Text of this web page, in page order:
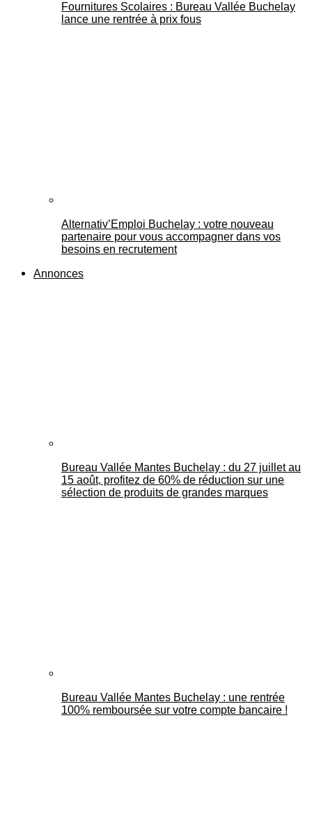
Fournitures Scolaires : Bureau Vallée Buchelay
lance une rentrée à prix fous
Alternativ’Emploi Buchelay : votre nouveau
partenaire pour vous accompagner dans vos
besoins en recrutement
Annonces
Bureau Vallée Mantes Buchelay : du 27 juillet au
15 août, profitez de 60% de réduction sur une
sélection de produits de grandes marques
Bureau Vallée Mantes Buchelay : une rentrée
100% remboursée sur votre compte bancaire !